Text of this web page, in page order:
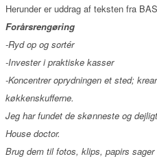
Herunder er uddrag af teksten fra
Forårsrengøring
-Ryd op og sortér
-Invester i praktiske kasser
-Koncentrer oprydningen et sted;
køkkenskufferne.
Jeg har fundet de skønneste og
House doctor.
Brug dem til fotos, klips, papirs